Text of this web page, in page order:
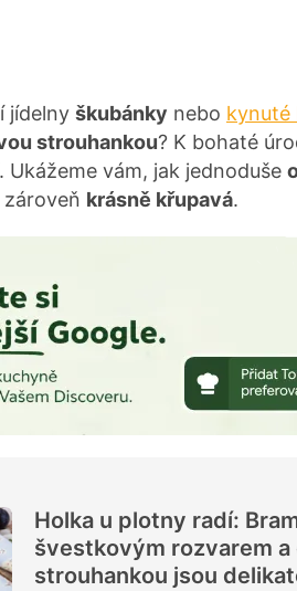
jídelny škubánky nebo kynuté
strouhankou? K bohaté
Ukážeme vám, jak jednoduše
krásně křupavá.
Holka u plotny radí:
švestkovým rozvarem a
strouhankou jsou